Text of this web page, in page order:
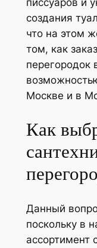
писсуаров и
создания
что на этом
том, как
перегородок
Москве и в
Как
Данный
поскольку в
ассортимент